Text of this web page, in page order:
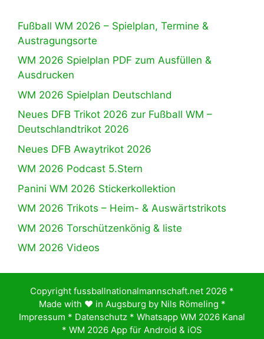
Fußball WM 2026 – Spielplan, Termine &
Austragungsorte
WM 2026 Spielplan PDF zum Ausfüllen &
Ausdrucken
WM 2026 Spielplan Deutschland
Neues DFB Trikot 2026 zur Fußball WM –
Deutschlandtrikot 2026
Neues DFB Awaytrikot 2026
WM 2026 Podcast 5.Stern
Panini WM 2026 Stickerkollektion
WM 2026 Trikots – Heim- & Auswärtstrikots
WM 2026 Torschützenkönig & liste
WM 2026 Videos
Copyright fussballnationalmannschaft.net 2026 *
Made with ♥️ in Augsburg by Nils Römeling *
Impressum * Datenschutz * Whatsapp WM 2026 Kanal
* WM 2026 App für Android & iOS